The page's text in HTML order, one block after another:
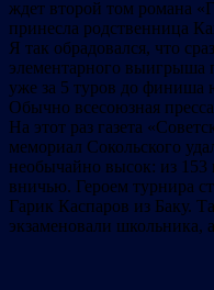
ждет второй том романа
принесла родственница
Я так обрадовался, что
элементарного выигрыша
уже за 5 туров до
Обычно всесоюзная
На этот раз газета
мемориал Сокольского
необычайно высок: из 153
вничью. Героем турнира
Гарик Каспаров из Баку.
экзаменовали школьника,